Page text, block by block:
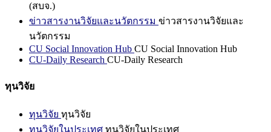
(สบจ.)
ข่าวสารงานวิจัยและนวัตกรรม ข่าวสารงานวิจัยและ
นวัตกรรม
CU Social Innovation Hub CU Social Innovation Hub
CU-Daily Research CU-Daily Research
ทุนวิจัย
ทุนวิจัย ทุนวิจัย
ทุนวิจัยในประเทศ ทุนวิจัยในประเทศ